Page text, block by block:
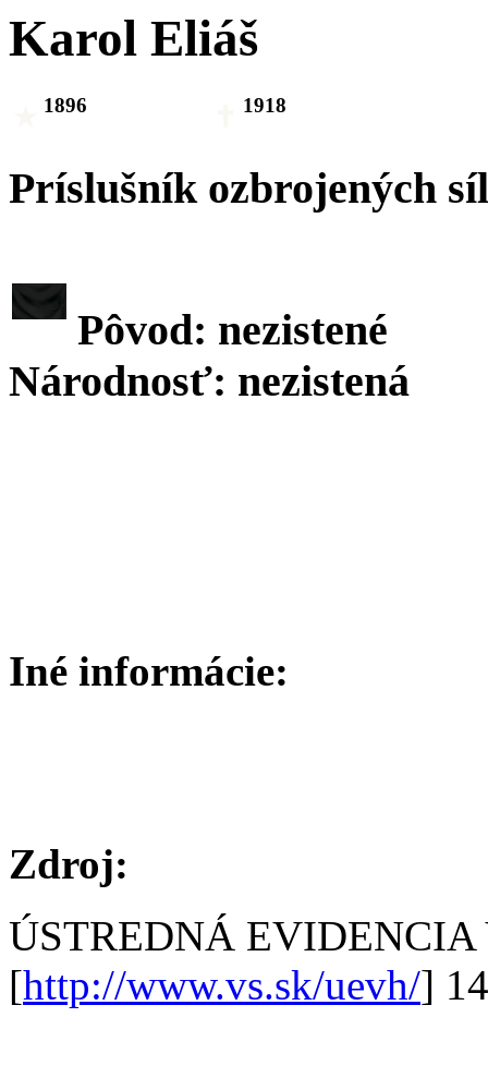
Karol Eliáš
1896 1918
Príslušník ozbrojených síl
Pôvod: nezistené
Národnosť: nezistená
Iné informácie:
Zdroj:
ÚSTREDNÁ
[http://www.vs.sk/uevh/]